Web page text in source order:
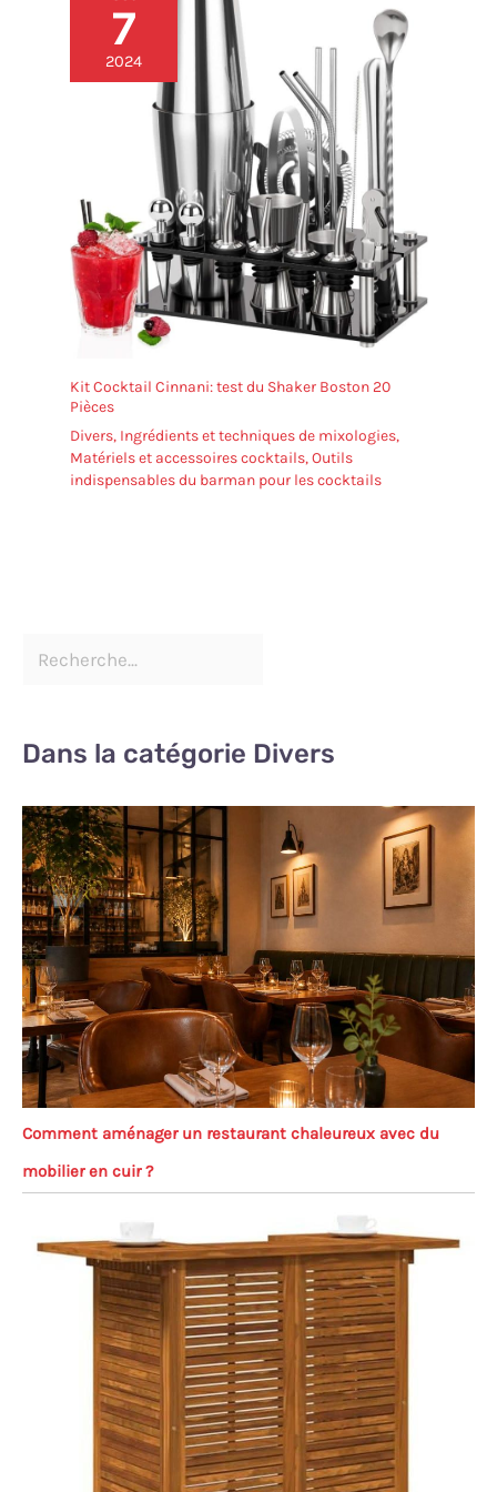
7
2024
Kit Cocktail Cinnani: test du Shaker Boston 20
Pièces
Divers, Ingrédients et techniques de mixologies,
Matériels et accessoires cocktails,Outils
indispensables du barman pour les cocktails
Dans la catégorie Divers
Comment aménager un restaurant chaleureux avec du
mobilier en cuir ?